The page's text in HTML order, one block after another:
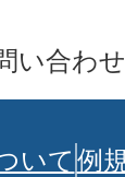
い合わせ
いて 例